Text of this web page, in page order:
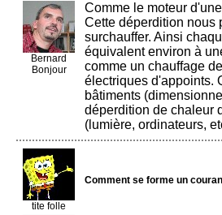
Bernard
Bonjour
Comme le moteur
Cette déperdition nous
surchauffer. Ainsi
équivalent environ à
comme un chauffage
électriques d'appoints.
bâtiments
déperdition de chaleur
(lumière, ordinateurs,
tite folle
Comment se forme un